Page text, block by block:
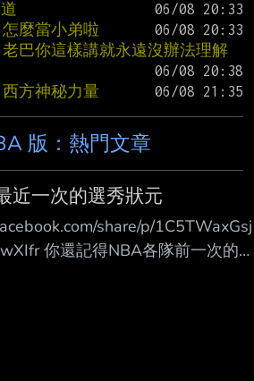
麼當小弟啦
巴你這樣講就永遠沒辦法理解
方神秘力量
版：熱門文章
近一次的選秀狀元
share/p/1C5TWaxGsj
你還記得NBA各隊前一次的